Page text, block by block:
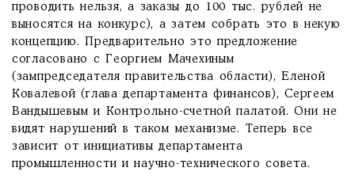
проводить нельзя, а заказы до 100 тыс. рублей не
выносятся на конкурс), а затем собрать это в некую
концепцию. Предварительно это предложение
согласовано с Георгием Мачехиным
(зампредседателя правительства области), Еленой
Ковалевой (глава департамента финансов), Сергеем
Вандышевым и Контрольно-счетной палатой. Они не
видят нарушений в таком механизме. Теперь все
зависит от инициативы департамента
промышленности и научно-технического совета.